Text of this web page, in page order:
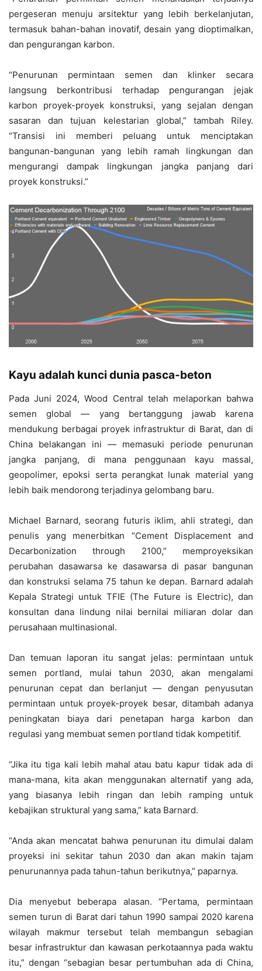
pergeseran menuju arsitektur yang lebih berkelanjutan,
termasuk bahan-bahan inovatif, desain yang dioptimalkan,
dan pengurangan karbon.
“Penurunan permintaan semen dan klinker secara
langsung berkontribusi terhadap pengurangan jejak
karbon proyek-proyek konstruksi, yang sejalan dengan
sasaran dan tujuan kelestarian global,” tambah Riley.
“Transisi ini memberi peluang untuk menciptakan
bangunan-bangunan yang lebih ramah lingkungan dan
mengurangi dampak lingkungan jangka panjang dari
proyek konstruksi.”
Kayu adalah kunci dunia pasca-beton
Pada Juni 2024, Wood Central telah melaporkan bahwa
semen global — yang bertanggung jawab karena
mendukung berbagai proyek infrastruktur di Barat, dan di
China belakangan ini — memasuki periode penurunan
jangka panjang, di mana penggunaan kayu massal,
geopolimer, epoksi serta perangkat lunak material yang
lebih baik mendorong terjadinya gelombang baru.
Michael Barnard, seorang futuris iklim, ahli strategi, dan
penulis yang menerbitkan “Cement Displacement and
Decarbonization through 2100,” memproyeksikan
perubahan dasawarsa ke dasawarsa di pasar bangunan
dan konstruksi selama 75 tahun ke depan. Barnard adalah
Kepala Strategi untuk TFIE (The Future is Electric), dan
konsultan dana lindung nilai bernilai miliaran dolar dan
perusahaan multinasional.
Dan temuan laporan itu sangat jelas: permintaan untuk
semen portland, mulai tahun 2030, akan mengalami
penurunan cepat dan berlanjut — dengan penyusutan
permintaan untuk proyek-proyek besar, ditambah adanya
peningkatan biaya dari penetapan harga karbon dan
regulasi yang membuat semen portland tidak kompetitif.
“Jika itu tiga kali lebih mahal atau batu kapur tidak ada di
mana-mana, kita akan menggunakan alternatif yang ada,
yang biasanya lebih ringan dan lebih ramping untuk
kebajikan struktural yang sama,” kata Barnard.
“Anda akan mencatat bahwa penurunan itu dimulai dalam
proyeksi ini sekitar tahun 2030 dan akan makin tajam
penurunannya pada tahun-tahun berikutnya,” paparnya.
Dia menyebut beberapa alasan. “Pertama, permintaan
semen turun di Barat dari tahun 1990 sampai 2020 karena
wilayah makmur tersebut telah membangun sebagian
besar infrastruktur dan kawasan perkotaannya pada waktu
itu,” dengan “sebagian besar pertumbuhan ada di China,